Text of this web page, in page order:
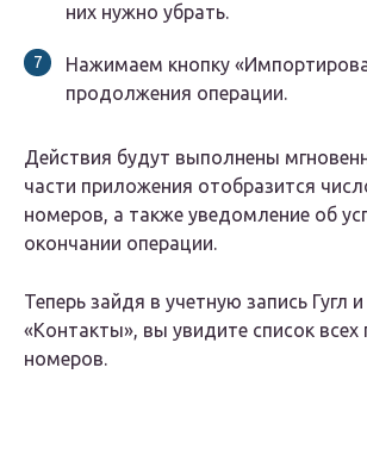
них нужно убрать.
Нажимаем кнопку
продолжения операции.
Действия будут выполнены
части приложения отобразится
номеров, а также уведомление об
окончании операции.
Теперь зайдя в учетную запись Гугл
«Контакты», вы увидите список всех
номеров.